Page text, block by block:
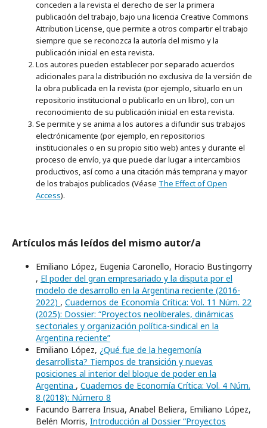
conceden a la revista el derecho de ser la primera
publicación del trabajo, bajo una licencia Creative Commons
Attribution License, que permite a otros compartir el trabajo
siempre que se reconozca la autoría del mismo y la
publicación inicial en esta revista.
Los autores pueden establecer por separado acuerdos
adicionales para la distribución no exclusiva de la versión de
la obra publicada en la revista (por ejemplo, situarlo en un
repositorio institucional o publicarlo en un libro), con un
reconocimiento de su publicación inicial en esta revista.
Se permite y se anima a los autores a difundir sus trabajos
electrónicamente (por ejemplo, en repositorios
institucionales o en su propio sitio web) antes y durante el
proceso de envío, ya que puede dar lugar a intercambios
productivos, así como a una citación más temprana y mayor
de los trabajos publicados (Véase The Effect of Open
Access).
Artículos más leídos del mismo autor/a
Emiliano López, Eugenia Caronello, Horacio Bustingorry
, El poder del gran empresariado y la disputa por el
modelo de desarrollo en la Argentina reciente (2016-
2022) , Cuadernos de Economía Crítica: Vol. 11 Núm. 22
(2025): Dossier: “Proyectos neoliberales, dinámicas
sectoriales y organización política-sindical en la
Argentina reciente”
Emiliano López, ¿Qué fue de la hegemonía
desarrollista? Tiempos de transición y nuevas
posiciones al interior del bloque de poder en la
Argentina , Cuadernos de Economía Crítica: Vol. 4 Núm.
8 (2018): Número 8
Facundo Barrera Insua, Anabel Beliera, Emiliano López,
Belén Morris, Introducción al Dossier “Proyectos